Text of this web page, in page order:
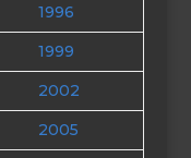
1996
1999
2002
2005